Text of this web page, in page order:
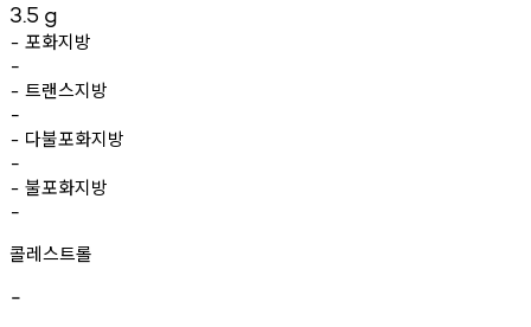
3.5 g
- 포화지방
-
- 트랜스지방
-
- 다불포화지방
-
- 불포화지방
-
콜레스트롤
-